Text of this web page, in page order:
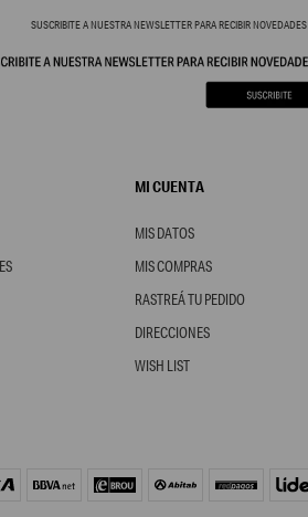
SUSCRIBITE A NUESTRA NEWSLETTER PARA RECIBIR
MI CUENTA
MIS DATOS
MIS COMPRAS
RASTREÁ TU PEDIDO
DIRECCIONES
WISH LIST